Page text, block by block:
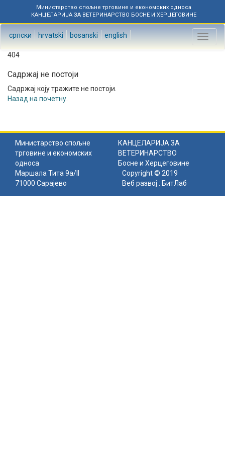
Министарство спољне трговине и економских односа
КАНЦЕЛАРИЈА ЗА ВЕТЕРИНАРСТВО БОСНЕ И ХЕРЦЕГОВИНЕ
српски hrvatski bosanski english
Toggle
404
Садржај не постоји
Садржај коју тражите не постоји.
Назад на почетну
Министарство спољне
трговине и економских
односа
КАНЦЕЛАРИЈА ЗА
ВЕТЕРИНАРСТВО
Босне и Херцеговине
Маршала Тита 9а/II
71000 Сарајево
Copyright © 2019
Веб развој : БитЛаб